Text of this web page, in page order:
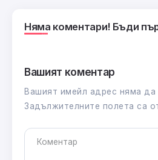
Няма коментари! Бъди
Вашият коментар
Вашият имейл адрес няма да
Задължителните полета са